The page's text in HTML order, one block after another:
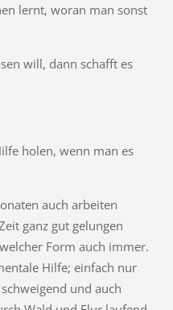
lernt, woran man sonst
will, dann schafft es
holen, wenn man es
auch arbeiten
ganz gut gelungen
Form auch immer.
Hilfe; einfach nur
und auch